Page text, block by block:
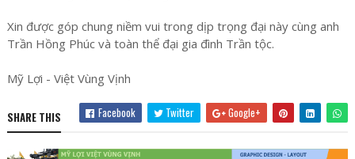
Xin được góp chung niềm vui trong dịp trọng đại này cùng anh
Trần Hồng Phúc và toàn thể đại gia đình Trần tộc.
Mỹ Lợi - Việt Vùng Vịnh
SHARE THIS Facebook Twitter Google+